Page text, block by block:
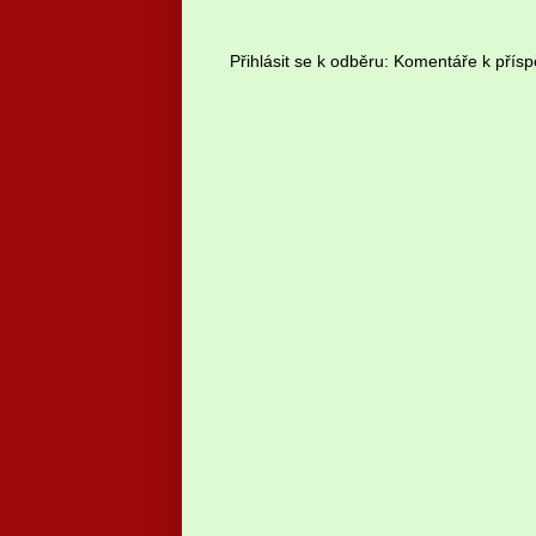
Přihlásit se k odběru: Komentáře k